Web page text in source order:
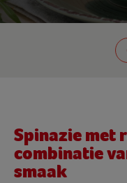
Spinazie met
combinatie
smaak